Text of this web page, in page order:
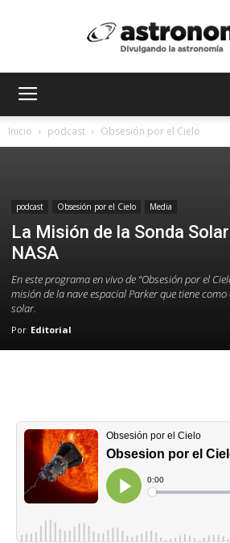
Inicio podcast Obsesión por el Cielo
podcast Obsesión por el Cielo Media
La Misión de la Sonda
NASA
En este programa en vivo de “Obsesión por el
misión de la nave espacial Parker que tiene
solar.
Por Editorial